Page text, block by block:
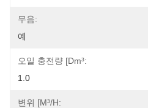
무음:
예
오일 충전량 [dm³:
1.0
변위 [m³/h: